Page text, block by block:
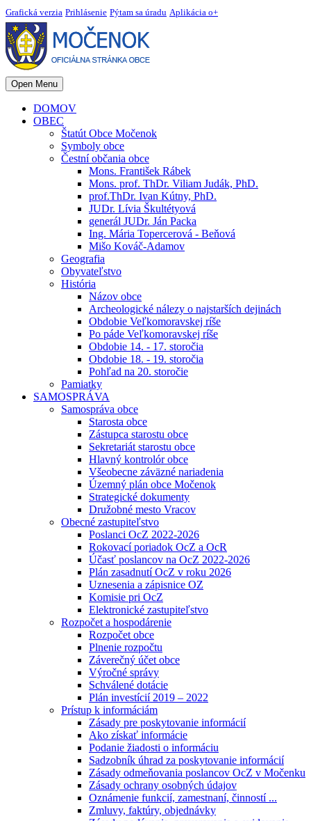
Grafická verzia Prihlásenie Pýtam sa úradu Aplikácia o+
Open Menu
DOMOV
OBEC
Štatút Obce Močenok
Symboly obce
Čestní občania obce
Mons. František Rábek
Mons. prof. ThDr. Viliam Judák, PhD.
prof.ThDr. Ivan Kútny, PhD.
JUDr. Lívia Škultétyová
generál JUDr. Ján Packa
Ing. Mária Topercerová - Beňová
Mišo Kováč-Adamov
Geografia
Obyvateľstvo
História
Názov obce
Archeologické nálezy o najstarších dejinách
Obdobie Veľkomoravskej ríše
Po páde Veľkomoravskej ríše
Obdobie 14. - 17. storočia
Obdobie 18. - 19. storočia
Pohľad na 20. storočie
Pamiatky
SAMOSPRÁVA
Samospráva obce
Starosta obce
Zástupca starostu obce
Sekretariát starostu obce
Hlavný kontrolór obce
Všeobecne záväzné nariadenia
Územný plán obce Močenok
Strategické dokumenty
Družobné mesto Vracov
Obecné zastupiteľstvo
Poslanci OcZ 2022-2026
Rokovací poriadok OcZ a OcR
Účasť poslancov na OcZ 2022-2026
Plán zasadnutí OcZ v roku 2026
Uznesenia a zápisnice OZ
Komisie pri OcZ
Elektronické zastupiteľstvo
Rozpočet a hospodárenie
Rozpočet obce
Plnenie rozpočtu
Záverečný účet obce
Výročné správy
Schválené dotácie
Plán investícií 2019 – 2022
Prístup k informáciám
Zásady pre poskytovanie informácií
Ako získať informácie
Podanie žiadosti o informáciu
Sadzobník úhrad za poskytovanie informácií
Zásady odmeňovania poslancov OcZ v Močenku
Zásady ochrany osobných údajov
Oznámenie funkcií, zamestnaní, činností ...
Zmluvy, faktúry, objednávky